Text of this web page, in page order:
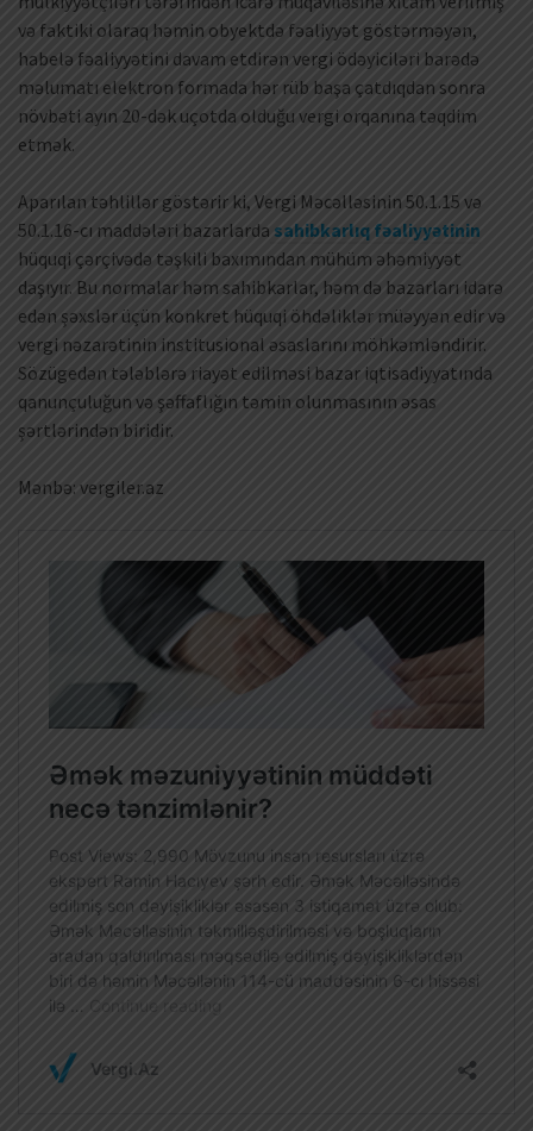
və faktiki olaraq həmin obyektdə fəaliyyət göstərməyən,
habelə fəaliyyətini davam etdirən vergi ödəyiciləri barədə
məlumatı elektron formada hər rüb başa çatdıqdan sonra
növbəti ayın 20-dək uçotda olduğu vergi orqanına təqdim
etmək.
Aparılan təhlillər göstərir ki, Vergi Məcəlləsinin 50.1.15 və
50.1.16-cı maddələri bazarlarda sahibkarlıq fəaliyyətinin
hüquqi çərçivədə təşkili baxımından mühüm əhəmiyyət
daşıyır. Bu normalar həm sahibkarlar, həm də bazarları idarə
edən şəxslər üçün konkret hüquqi öhdəliklər müəyyən edir və
vergi nəzarətinin institusional əsaslarını möhkəmləndirir.
Sözügedən tələblərə riayət edilməsi bazar iqtisadiyyatında
qanunçuluğun və şəffaflığın təmin olunmasının əsas
şərtlərindən biridir.
Mənbə: vergiler.az